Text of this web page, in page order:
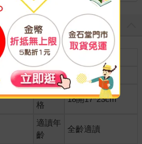
裝訂
紙本平裝
分級 普通級
商品規
格
18開17*23cm
適讀年
齡
全齡適讀